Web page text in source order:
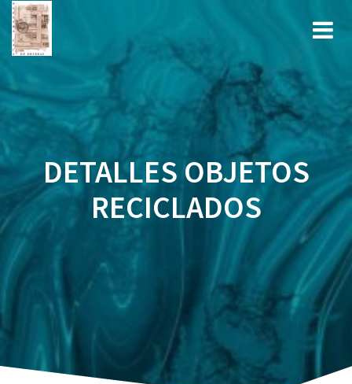
contenido
DETALLES OBJETOS
RECICLADOS